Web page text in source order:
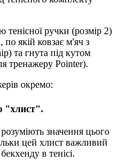
тенісної ручки (розмір 2)
якій ковзає м'яч з
та гнута під кутом
тренажеру Pointer).
окремо:
"хлист".
значення цього
цей хлист важливий
в тенісі.